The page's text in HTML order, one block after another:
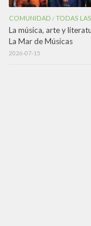
COMUNIDAD /TODAS
La música, arte y
La Mar de Músicas
2026-07-15